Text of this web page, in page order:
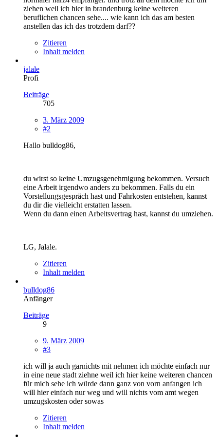
ziehen weil ich hier in brandenburg keine weiteren
beruflichen chancen sehe.... wie kann ich das am besten
anstellen das ich das trotzdem darf??
Zitieren
Inhalt melden
jalale
Profi
Beiträge
705
3. März 2009
#2
Hallo bulldog86,
du wirst so keine Umzugsgenehmigung bekommen. Versuch
eine Arbeit irgendwo anders zu bekommen. Falls du ein
Vorstellungsgespräch hast und Fahrkosten entstehen, kannst
du dir die vielleicht erstatten lassen.
Wenn du dann einen Arbeitsvertrag hast, kannst du umziehen.
LG, Jalale.
Zitieren
Inhalt melden
bulldog86
Anfänger
Beiträge
9
9. März 2009
#3
ich will ja auch garnichts mit nehmen ich möchte einfach nur
in eine neue stadt ziehne weil ich hier keine weiteren chancen
für mich sehe ich würde dann ganz von vorn anfangen ich
will hier einfach nur weg und will nichts vom amt wegen
umzugskosten oder sowas
Zitieren
Inhalt melden